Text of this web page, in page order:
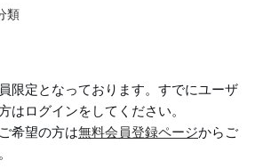
類
限定となっております。すでにユーザ
はログインをしてください。
希望の方は無料会員登録ページからご